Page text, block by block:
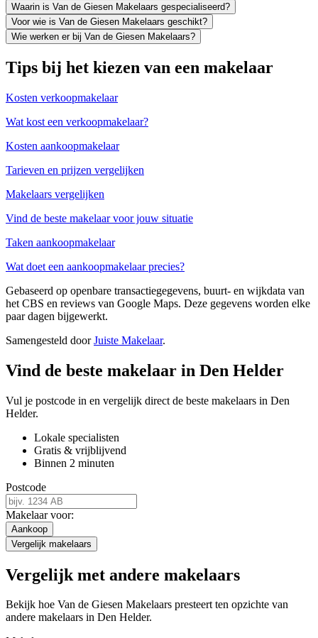
Waarin is Van de Giesen Makelaars gespecialiseerd?
Voor wie is Van de Giesen Makelaars geschikt?
Wie werken er bij Van de Giesen Makelaars?
Tips bij het kiezen van een makelaar
Kosten verkoopmakelaar
Wat kost een verkoopmakelaar?
Kosten aankoopmakelaar
Tarieven en prijzen vergelijken
Makelaars vergelijken
Vind de beste makelaar voor jouw situatie
Taken aankoopmakelaar
Wat doet een aankoopmakelaar precies?
Gebaseerd op openbare transactiegegevens, buurt- en wijkdata van
het CBS en reviews van Google Maps. Deze gegevens worden elke
paar dagen bijgewerkt.
Samengesteld doorJuiste Makelaar.
Vind de beste makelaar in Den Helder
Vul je postcode in en vergelijk direct de beste makelaars in Den
Helder.
Lokale specialisten
Gratis & vrijblijvend
Binnen 2 minuten
Postcode
Makelaar voor:
Aankoop
Vergelijk makelaars
Vergelijk met andere makelaars
Bekijk hoe Van de Giesen Makelaars presteert ten opzichte van
andere makelaars in Den Helder.